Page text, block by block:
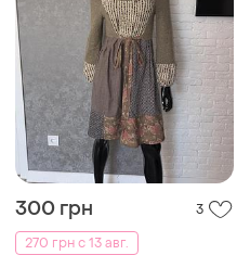
300 грн
3
270 грн с 13 авг.